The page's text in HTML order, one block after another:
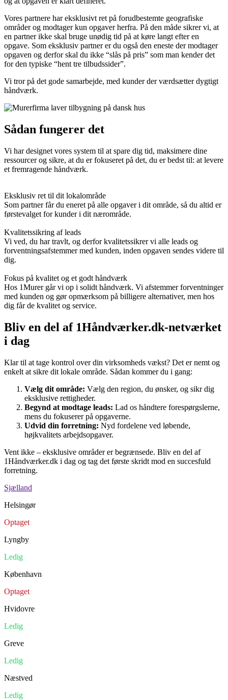
Vores partnere har eksklusivt ret på forudbestemte geografiske
områder og modtager kun opgaver herfra. På den måde sikrer vi, at
en partner ikke skal bruge unødig tid på at køre langt efter en
opgave. Som eksklusiv partner er du også den eneste der modtager
opgaven og derfor skal du ikke “slås på pris” som man kender det
for den typiske “hent tre tilbudssider”.
Vi tror på det gode samarbejde, med kunder der værdsætter dygtigt
håndværk.
Sådan fungerer det
Vi har designet vores system til at spare dig tid, maksimere dine
ressourcer og sikre, at du er fokuseret på det, du er bedst til: at levere
et fremragende håndværk.
Eksklusiv ret til dit lokalområde
Som partner får du eneret på alle opgaver i dit område, så du altid er
førstevalget for kunder i dit nærområde.
Kvalitetssikring af leads
Vi ved, du har travlt, og derfor kvalitetssikrer vi alle leads og
forventningsafstemmer med kunden, inden opgaven sendes videre til
dig.
Fokus på kvalitet og et godt håndværk
Hos 1Murer går vi op i solidt håndværk. Vi afstemmer forventninger
med kunden og gør opmærksom på billigere alternativer, men hos
dig får de kvalitet og service.
Bliv en del af 1Håndværker.dk-netværket
i dag
Klar til at tage kontrol over din virksomheds vækst? Det er nemt og
enkelt at sikre dit lokale område. Sådan kommer du i gang:
Vælg dit område: Vælg den region, du ønsker, og sikr dig
eksklusive rettigheder.
Begynd at modtage leads: Lad os håndtere forespørgslerne,
mens du fokuserer på opgaverne.
Udvid din forretning: Nyd fordelene ved løbende,
højkvalitets arbejdsopgaver.
Vent ikke – eksklusive områder er begrænsede. Bliv en del af
1Håndværker.dk i dag og tag det første skridt mod en succesfuld
forretning.
Sjælland
Helsingør
Optaget
Lyngby
Ledig
København
Optaget
Hvidovre
Ledig
Greve
Ledig
Næstved
Ledig